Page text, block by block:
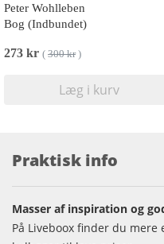
Peter Wohlleben
Bog (Indbundet)
273 kr ( 300 kr)
Læg i kurv
Praktisk info
Masser af inspiration og
På Liveboox finder du mere